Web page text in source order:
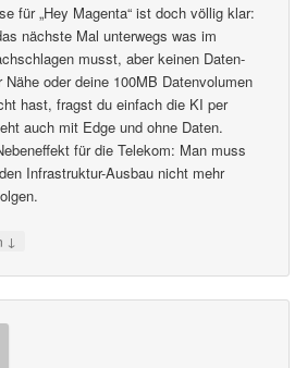
für „Hey Magenta“ ist doch völlig klar:
nächste Mal unterwegs was im
musst, aber keinen Daten-
Nähe oder deine 100MB Datenvolumen
hast, fragst du einfach die KI per
auch mit Edge und ohne Daten.
für die Telekom: Man muss
Infrastruktur-Ausbau nicht mehr
↓